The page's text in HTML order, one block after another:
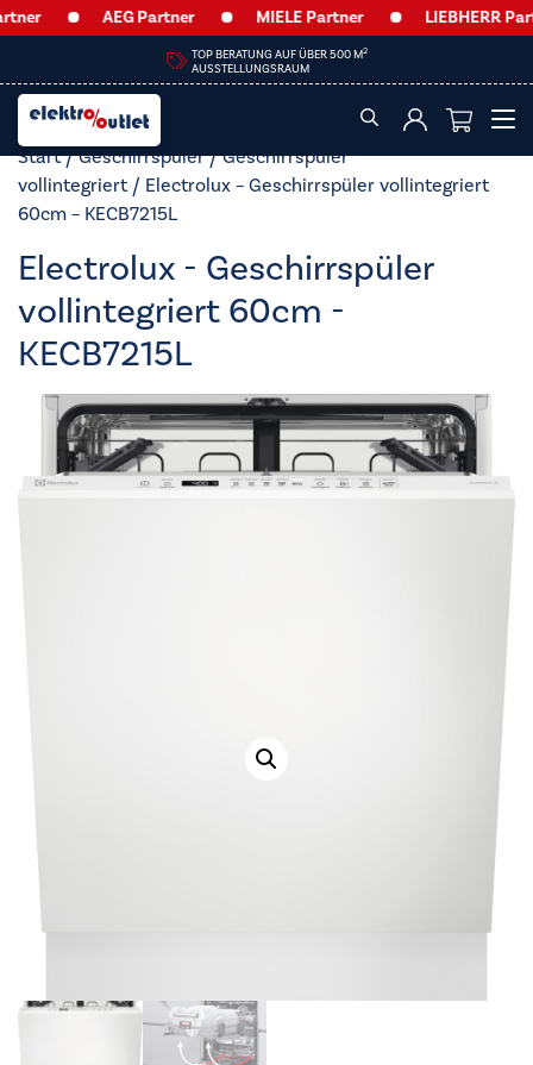
AEG Partner MIELE Partner LIEBHERR Partner
Start/Geschirrspüler/Geschirrspüler
vollintegriert/ Electrolux – Geschirrspüler vollintegriert
60cm – KECB7215L
Electrolux - Geschirrspüler
vollintegriert 60cm -
KECB7215L